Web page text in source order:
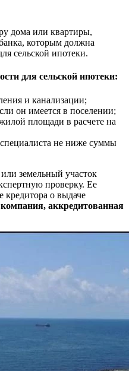
дома или квартиры,
которым должна
сельской ипотеки.
для сельской ипотеки:
и канализации;
он имеется в поселении;
площади в расчете на
не ниже суммы
земельный участок
проверку. Ее
кредитора о выдаче
аккредитованная